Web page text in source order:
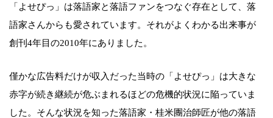
「よせぴっ」は落語家と落語ファンをつなぐ存在として、落
語家さんからも愛されています。それがよくわかる出来事が
創刊4年目の2010年にありました。
僅かな広告料だけが収入だった当時の「よせぴっ」は大きな
赤字が続き継続が危ぶまれるほどの危機的状況に陥っていま
した。そんな状況を知った落語家・桂米團治師匠が他の落語